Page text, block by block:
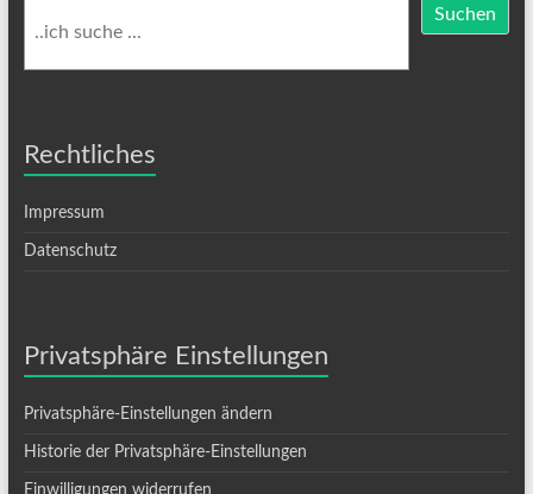
Suchen
Rechtliches
Impressum
Datenschutz
Privatsphäre Einstellungen
Privatsphäre-Einstellungen ändern
Historie der Privatsphäre-Einstellungen
Einwilligungen widerrufen